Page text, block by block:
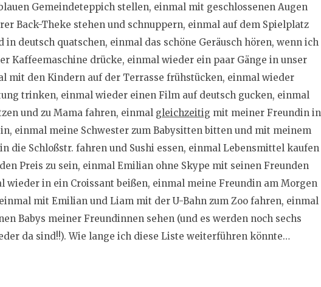
Gemeindeteppich stellen, einmal mit geschlossenen Augen
Back-Theke stehen und schnuppern, einmal auf dem Spielplatz
in deutsch quatschen, einmal das schöne Geräusch hören, wenn ich
Kaffeemaschine drücke, einmal wieder ein paar Gänge in unser
mit den Kindern auf der Terrasse frühstücken, einmal wieder
trinken, einmal wieder einen Film auf deutsch gucken, einmal
und zu Mama fahren, einmal gleichzeitig mit meiner Freundin in
einmal meine Schwester zum Babysitten bitten und mit meinem
die Schloßstr. fahren und Sushi essen, einmal Lebensmittel kaufen
Preis zu sein, einmal Emilian ohne Skype mit seinen Freunden
wieder in ein Croissant beißen, einmal meine Freundin am Morgen
mit Emilian und Liam mit der U-Bahn zum Zoo fahren, einmal
Babys meiner Freundinnen sehen (und es werden noch sechs
da sind!!). Wie lange ich diese Liste weiterführen könnte…